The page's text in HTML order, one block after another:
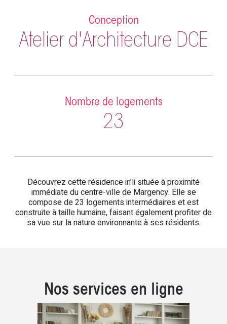
Conception
Atelier d'Architecture DCE
Nombre de logements
23
Découvrez cette résidence in’li située à proximité
immédiate du centre-ville de Margency. Elle se
compose de 23 logements intermédiaires et est
construite à taille humaine, faisant également profiter de
sa vue sur la nature environnante à ses résidents.
Nos services en ligne